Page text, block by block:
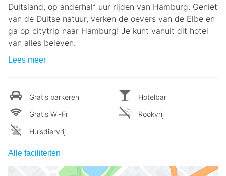
Duitsland, op anderhalf uur rijden van Hamburg. Geniet
van de Duitse natuur, verken de oevers van de Elbe en
ga op citytrip naar Hamburg! Je kunt vanuit dit hotel
van alles beleven.
Lees meer
Gratis parkeren
Gratis Wi-Fi
Huisdiervrij
Hotelbar
Rookvrij
Alle faciliteiten